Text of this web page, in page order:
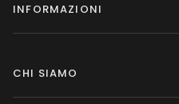
INFORMAZIONI
CHI SIAMO